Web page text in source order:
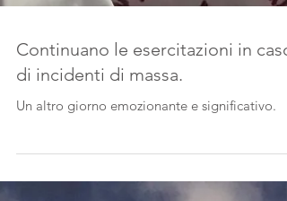
Continuano le esercitazioni in caso
Un altro giorno emozionante e significativo.